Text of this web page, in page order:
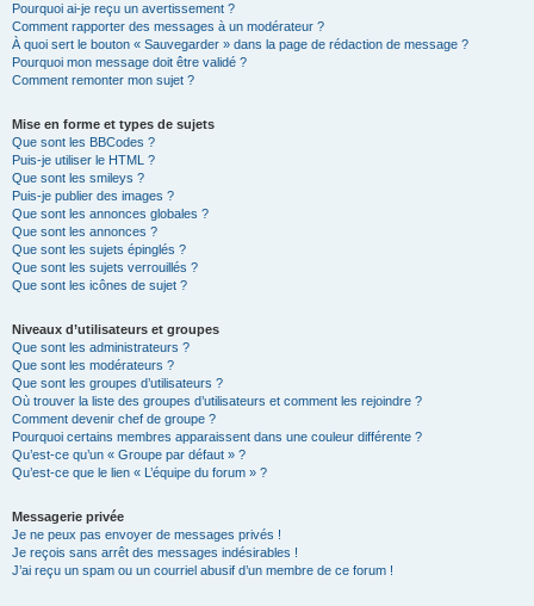
Pourquoi ai-je reçu un avertissement ?
Comment rapporter des messages à un modérateur ?
À quoi sert le bouton « Sauvegarder » dans la page de rédaction de message ?
Pourquoi mon message doit être validé ?
Comment remonter mon sujet ?
Mise en forme et types de sujets
Que sont les BBCodes ?
Puis-je utiliser le HTML ?
Que sont les smileys ?
Puis-je publier des images ?
Que sont les annonces globales ?
Que sont les annonces ?
Que sont les sujets épinglés ?
Que sont les sujets verrouillés ?
Que sont les icônes de sujet ?
Niveaux d’utilisateurs et groupes
Que sont les administrateurs ?
Que sont les modérateurs ?
Que sont les groupes d’utilisateurs ?
Où trouver la liste des groupes d’utilisateurs et comment les rejoindre ?
Comment devenir chef de groupe ?
Pourquoi certains membres apparaissent dans une couleur différente ?
Qu’est-ce qu’un « Groupe par défaut » ?
Qu’est-ce que le lien « L’équipe du forum » ?
Messagerie privée
Je ne peux pas envoyer de messages privés !
Je reçois sans arrêt des messages indésirables !
J’ai reçu un spam ou un courriel abusif d’un membre de ce forum !